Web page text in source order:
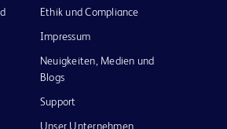
Ethik und Compliance
Impressum
Neuigkeiten, Medien und
Blogs
Support
Unser Unternehmen